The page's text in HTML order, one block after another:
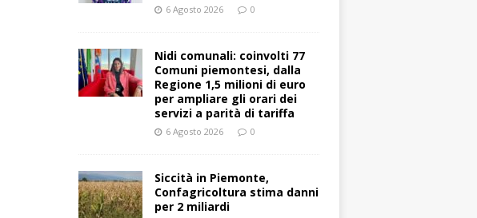
6 Agosto 2026 0
Nidi comunali: coinvolti 77
Comuni piemontesi, dalla
Regione 1,5 milioni di euro
per ampliare gli orari dei
servizi a parità di tariffa
6 Agosto 2026 0
Siccità in Piemonte,
Confagricoltura stima danni
per 2 miliardi